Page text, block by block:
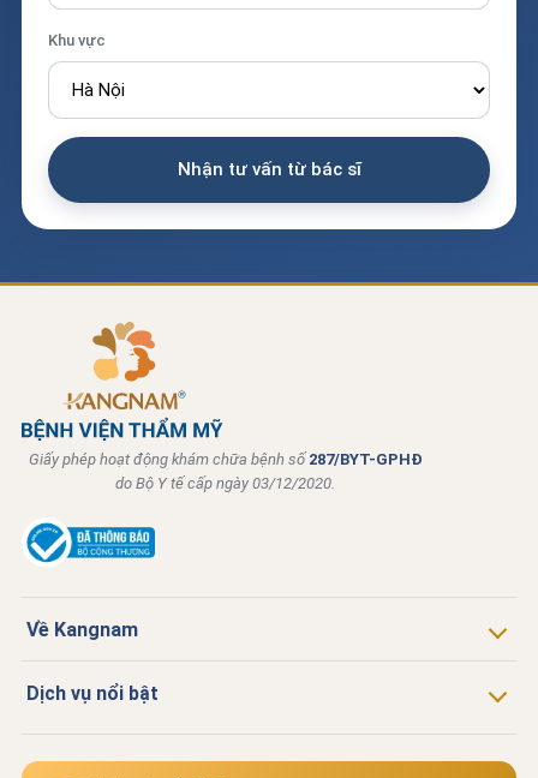
Khu vực
Giấy phép hoạt động khám chữa bệnh số 287/BYT-GPHĐ
do Bộ Y tế cấp ngày 03/12/2020.
Về Kangnam
Dịch vụ nổi bật